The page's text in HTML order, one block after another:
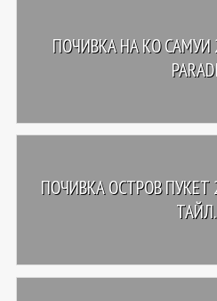
ПОЧИВКА НА КО САМУИ
ПОЧИВКА ОСТРОВ ПУКЕТ